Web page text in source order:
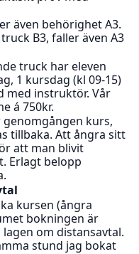
även behörighet A3.
B3, faller även A3
truck har eleven
1 kursdag (kl 09-15)
med instruktör. Vår
á 750kr.
kurs,
tillbaka. Att ångra sitt
att man blivit
Erlagt belopp
kursen (ångra
bokningen är
om distansavtal.
stund jag bokat